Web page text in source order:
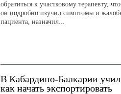
обратиться к участковому терапевту,
он подробно изучил симптомы и
пациента, назначил...
В Кабардино-Балкарии
как начать экспортировать